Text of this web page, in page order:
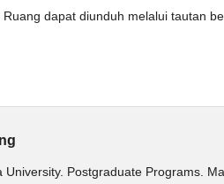
dapat diunduh melalui tautan
University. Postgraduate Programs.